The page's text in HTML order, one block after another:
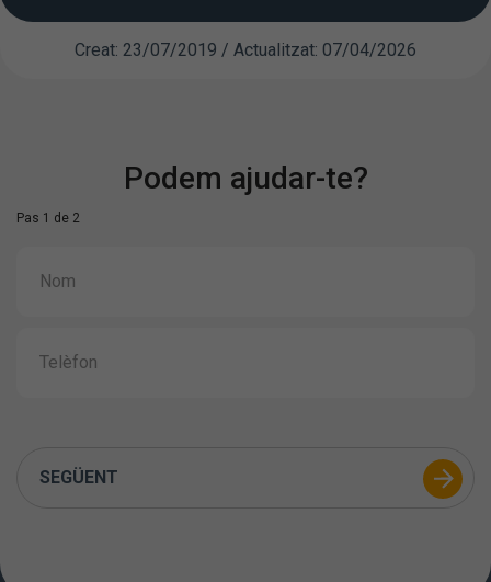
Creat: 23/07/2019 / Actualitzat: 07/04/2026
Podem ajudar-te?
Pas 1 de 2
SEGÜENT